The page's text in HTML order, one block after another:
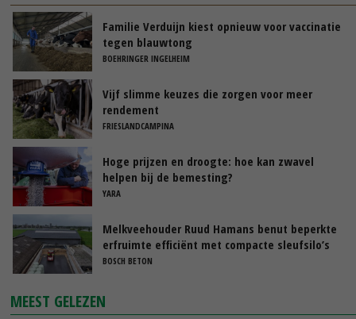
Familie Verduijn kiest opnieuw voor vaccinatie
tegen blauwtong
BOEHRINGER INGELHEIM
Vijf slimme keuzes die zorgen voor meer
rendement
FRIESLANDCAMPINA
Hoge prijzen en droogte: hoe kan zwavel
helpen bij de bemesting?
YARA
Melkveehouder Ruud Hamans benut beperkte
erfruimte efficiënt met compacte sleufsilo’s
BOSCH BETON
MEEST GELEZEN